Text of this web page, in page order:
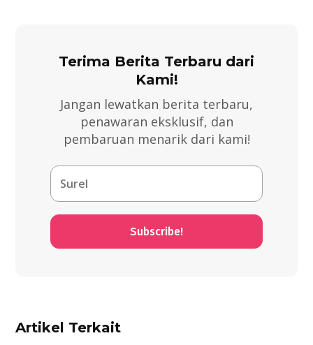
Terima Berita Terbaru dari
Kami!
Jangan lewatkan berita terbaru,
penawaran eksklusif, dan
pembaruan menarik dari kami!
Subscribe!
Artikel Terkait